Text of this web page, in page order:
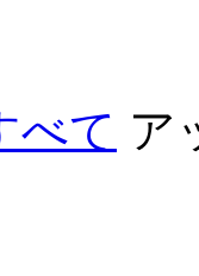
べて ア